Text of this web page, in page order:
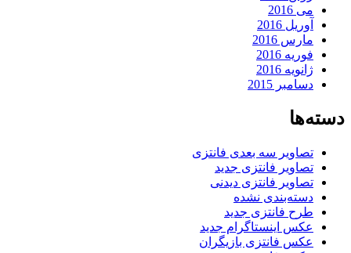
می 2016
آوریل 2016
مارس 2016
فوریه 2016
ژانویه 2016
دسامبر 2015
دسته‌ها
تصاویر سه بعدی فانتزی
تصاویر فانتزی جدید
تصاویر فانتزی دیدنی
دسته‌بندی نشده
طرح فانتزی جدید
عکس اینستاگرام جدید
عکس فانتزی بازیگران